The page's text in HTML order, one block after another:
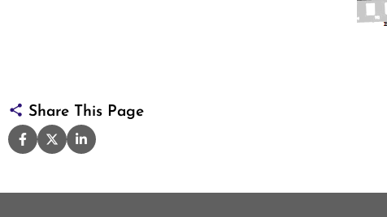
Share This Page